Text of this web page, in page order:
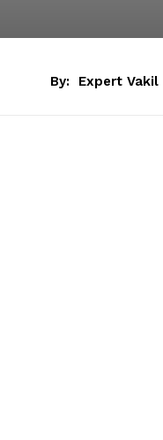
By: Expert Vakil